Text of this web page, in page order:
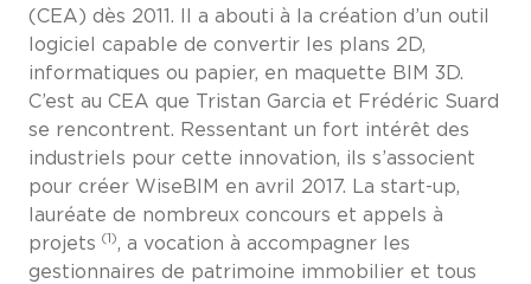
(CEA) dès 2011. Il a abouti à la création d’un outil
logiciel capable de convertir les plans 2D,
informatiques ou papier, en maquette BIM 3D.
C’est au CEA que Tristan Garcia et Frédéric Suard
se rencontrent. Ressentant un fort intérêt des
industriels pour cette innovation, ils s’associent
pour créer WiseBIM en avril 2017. La start-up,
lauréate de nombreux concours et appels à
projets (1), a vocation à accompagner les
gestionnaires de patrimoine immobilier et tous